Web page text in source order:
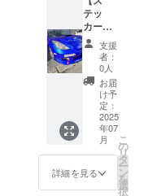
指定い
ただけ
ません
※2枚
別々の
画像、
車両は
不可と
なりま
す ※内
容が暴
力的で
り不適
切と判
30cm×
7cm程
度) ・ク
ラウド
ファン
ディン
グ終了
後、添
付希望
画像、
添付希
望車両
をメー
ルにて
掲載し
ます。
・添付
期間：
ステッ
カー完
成〜
2026年
2月28日
までの
約8ヶ月
間 ・掲
載サイ
テッ
カー貼
付3台×1
枚：
30cm以
下 ×
5cm以
下】 セ
リカ、
ロード
ター、
デミオ
の3車両
支援
者：
0人
お届
け予
定：
2025
年07
月
詳細を見る
こ
の
リ
タ
ー
ン
を
選
択